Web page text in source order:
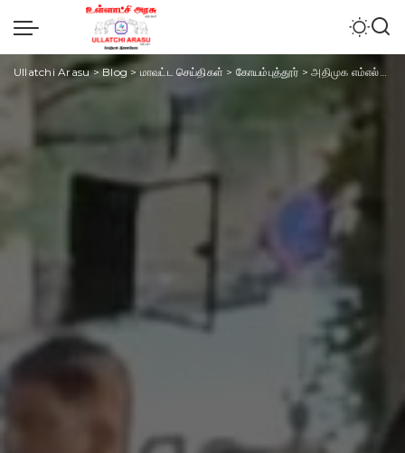
Ullatchi Arasu>Blog > மாவட்ட செய்திகள் > கோயம்புத்தூர் >அதிமுக எம்எல்ஏக்கள் பதவியை ராஜினாமா செய்துவிட்டு தவெகவில் இணைவது நல்ல அறிகுறியில்லை விசிக தலைவர் திருமாவளவன் பேட்டி